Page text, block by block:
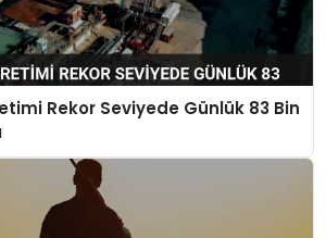
Rekor Seviyede Günlük 83 Bin